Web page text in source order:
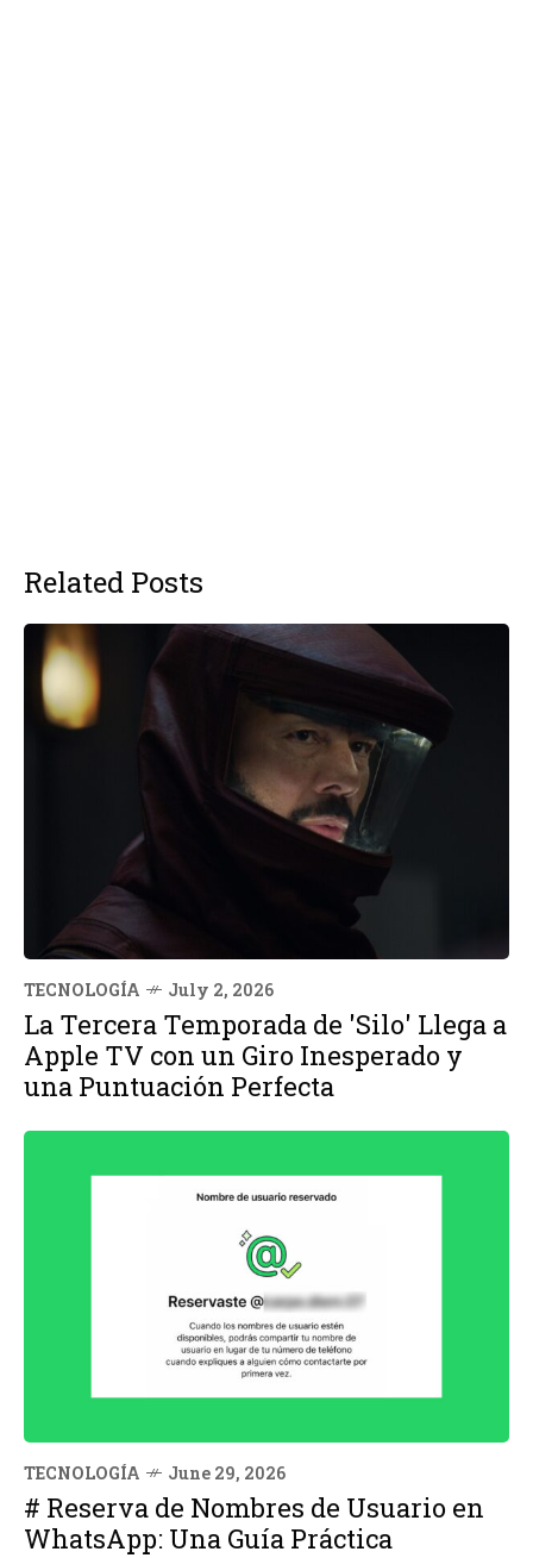
Related Posts
TECNOLOGÍA July 2, 2026
La Tercera Temporada de 'Silo' Llega a
Apple TV con un Giro Inesperado y
una Puntuación Perfecta
TECNOLOGÍA June 29, 2026
# Reserva de Nombres de Usuario en
WhatsApp: Una Guía Práctica